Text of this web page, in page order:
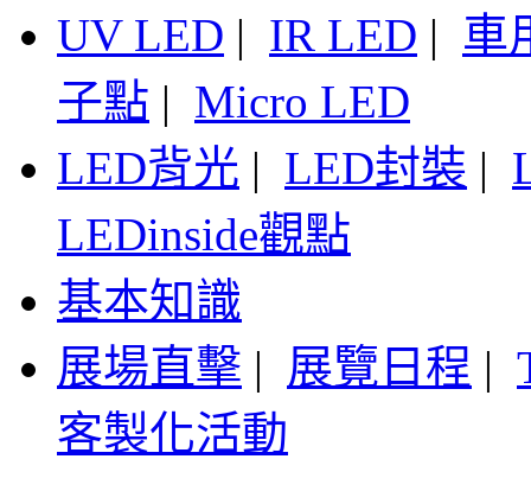
UV LED | IR LED | 車
子點 | Micro LED
LED背光 | LED封裝 |
LEDinside觀點
基本知識
展場直擊 | 展覽日程 |
客製化活動